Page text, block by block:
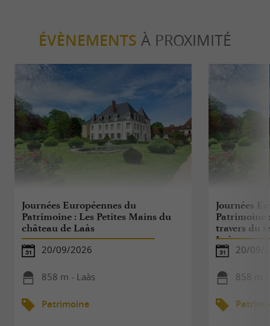
ÉVÈNEMENTS À PROXIMITÉ
Journées Européennes du
Patrimoine : Les Petites Mains du
château de Laàs
20/09/2026
858 m - Laàs
Patrimoine
Journées
Patrimoine
travers du
Laàs
20/09/
858 m -